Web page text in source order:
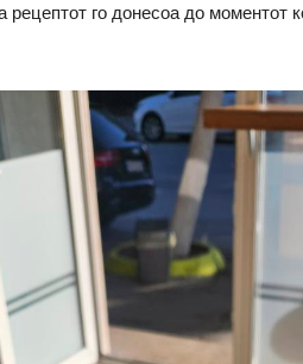
го донесоа до моментот